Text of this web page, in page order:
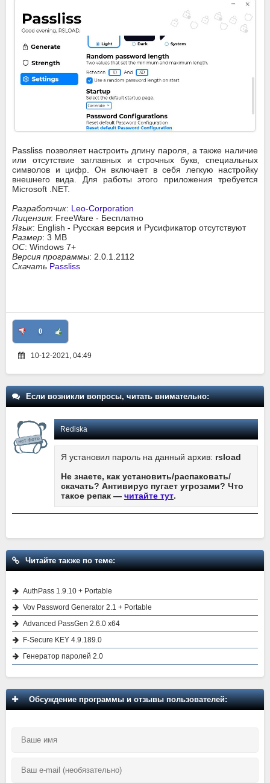
Passliss позволяет настроить длину пароля, а также наличие
или отсутствие заглавных и строчных букв, специальных
символов и цифр. Он включает в себя легкую настройку
внешнего вида. Для работы этого приложения требуется
Microsoft .NET.
Разработчик: Leo-Corporation
Лицензия: FreeWare - Бесплатно
Язык: English - Русская версия и Русификатор отсутствуют
Размер: 3 MB
ОС: Windows 7+
Версия программы: 2.0.1.2112
Скачать Passliss
0
10-12-2021, 04:49
Если возникли вопросы, читать внимательно:
Rediska
Я установил пароль на данный архив: rsload
Не знаете, как установить/распаковать/
скачать? Антивирус пугает угрозами? Что
такое репак — читайте тут.
Читайте также по теме:
AuthPass 1.9.10 + Portable
Vov Password Generator 2.1 + Portable
Advanced PassGen 2.6.0 x64
F-Secure KEY 4.9.189.0
Генератор паролей 2.0
Обсуждение программы и отзывы пользователей: